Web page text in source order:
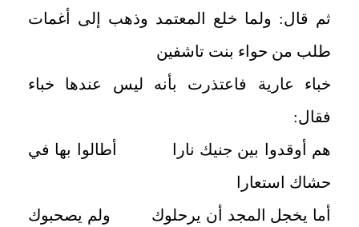
ثم قال: ولما خلع المعتمد وذهب إلى أغمات
طلب من حواء بنت تاشفين
خباء عارية فاعتذرت بأنه ليس عندها خباء
فقال:
هم أوقدوا بين جنيك نارا أطالوا بها في
حشاك استعارا
أما يخجل المجد أن يرحلوك ولم يصحبوك